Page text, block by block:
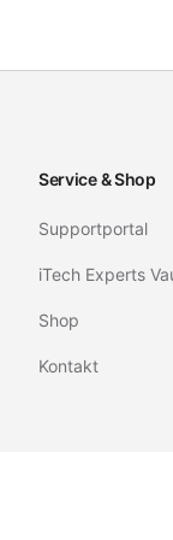
Service & Shop
Supportportal
iTech Experts
Shop
Kontakt